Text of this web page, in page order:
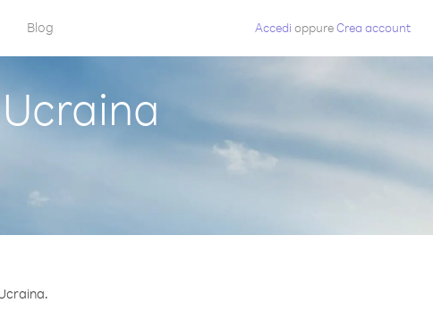
Blog Accedi oppureCrea account